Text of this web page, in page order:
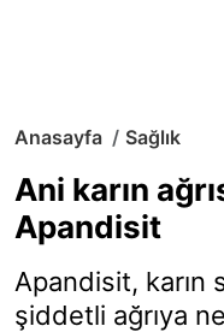
Anasayfa Sağlık
Ani karın
Apandisit
Apandisit, karın
şiddetli ağrıya